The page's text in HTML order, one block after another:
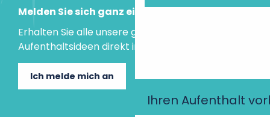
Ihren Aufenthalt
Melden Sie sich ganz einfach an!
Erhalten Sie alle unsere guten Tipps und
Aufenthaltsideen direkt in Ihre Mailbox.
Ich melde mich an